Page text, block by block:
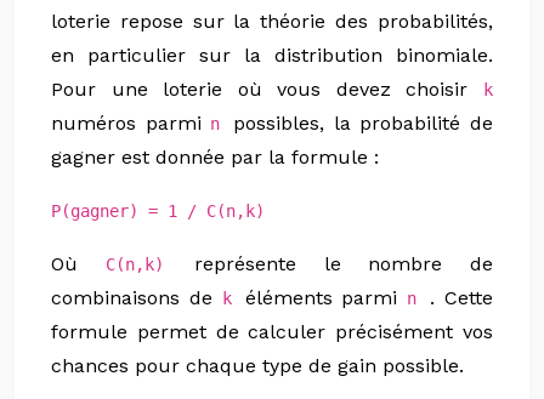
loterie repose sur la théorie des probabilités,
en particulier sur la distribution binomiale.
Pour une loterie où vous devez choisir
k
numéros parmi n possibles, la probabilité de
gagner est donnée par la formule :
P(gagner) = 1 / C(n,k)
Où C(n,k) représente le nombre de
combinaisons de
k éléments parmi n . Cette
formule permet de calculer précisément vos
chances pour chaque type de gain possible.